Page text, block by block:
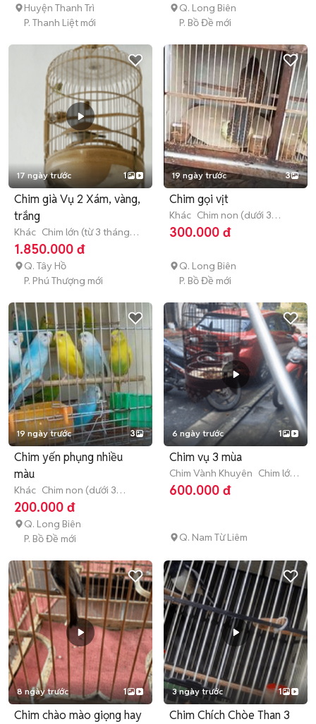
Huyện Thanh Trì
P. Thanh Liệt mới
Q. Long Biên
P. Bồ Đề mới
17 ngày trước 1
Chim già Vụ 2 Xám, vàng,
trắng
Khác Chim lớn (từ 3 tháng
tuổi)
1.850.000 đ
Q. Tây Hồ
P. Phú Thượng mới
19 ngày trước 3
Chim gọi vịt
Khác Chim non (dưới 3
tháng tuổi)
300.000 đ
Q. Long Biên
P. Bồ Đề mới
19 ngày trước 3
Chim yến phụng nhiều
màu
Khác Chim non (dưới 3
tháng tuổi)
200.000 đ
Q. Long Biên
P. Bồ Đề mới
6 ngày trước 1
Chim vụ 3 mùa
Chim Vành Khuyên Chim lớn
(từ 3 tháng tuổi)
600.000 đ
Q. Nam Từ Liêm
8 ngày trước 1
Chim chào mào giọng hay
3 ngày trước 1
Chim Chích Chòe Than 3